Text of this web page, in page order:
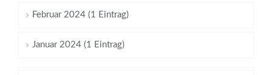
Februar 2024 (1 Eintrag)
Januar 2024 (1 Eintrag)